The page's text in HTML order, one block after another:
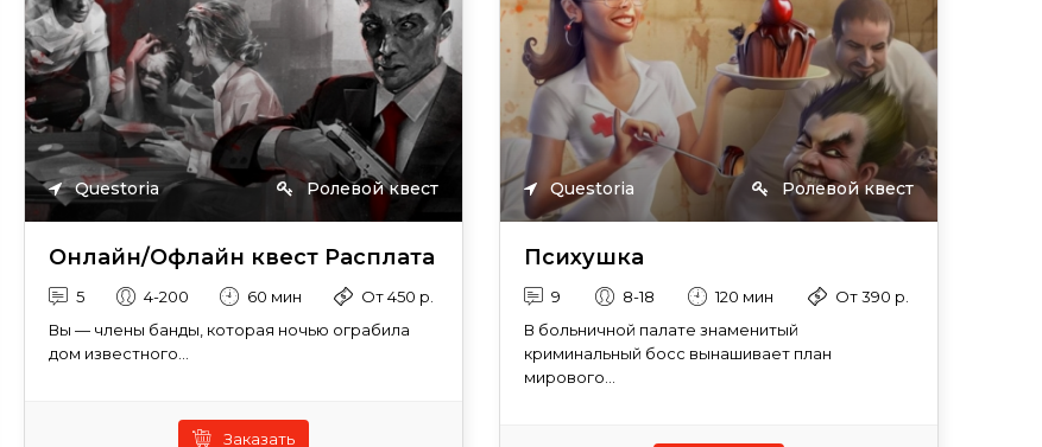
Questoria Ролевой квест
Онлайн/Офлайн квест Расплата
5 4-200 60 мин
От 450 р.
Вы — члены банды, которая ночью ограбила
дом известного...
Заказать
Questoria Ролевой квест
Психушка
9 8-18 120 мин
От 390 р.
В больничной палате знаменитый
криминальный босс вынашивает план
мирового...